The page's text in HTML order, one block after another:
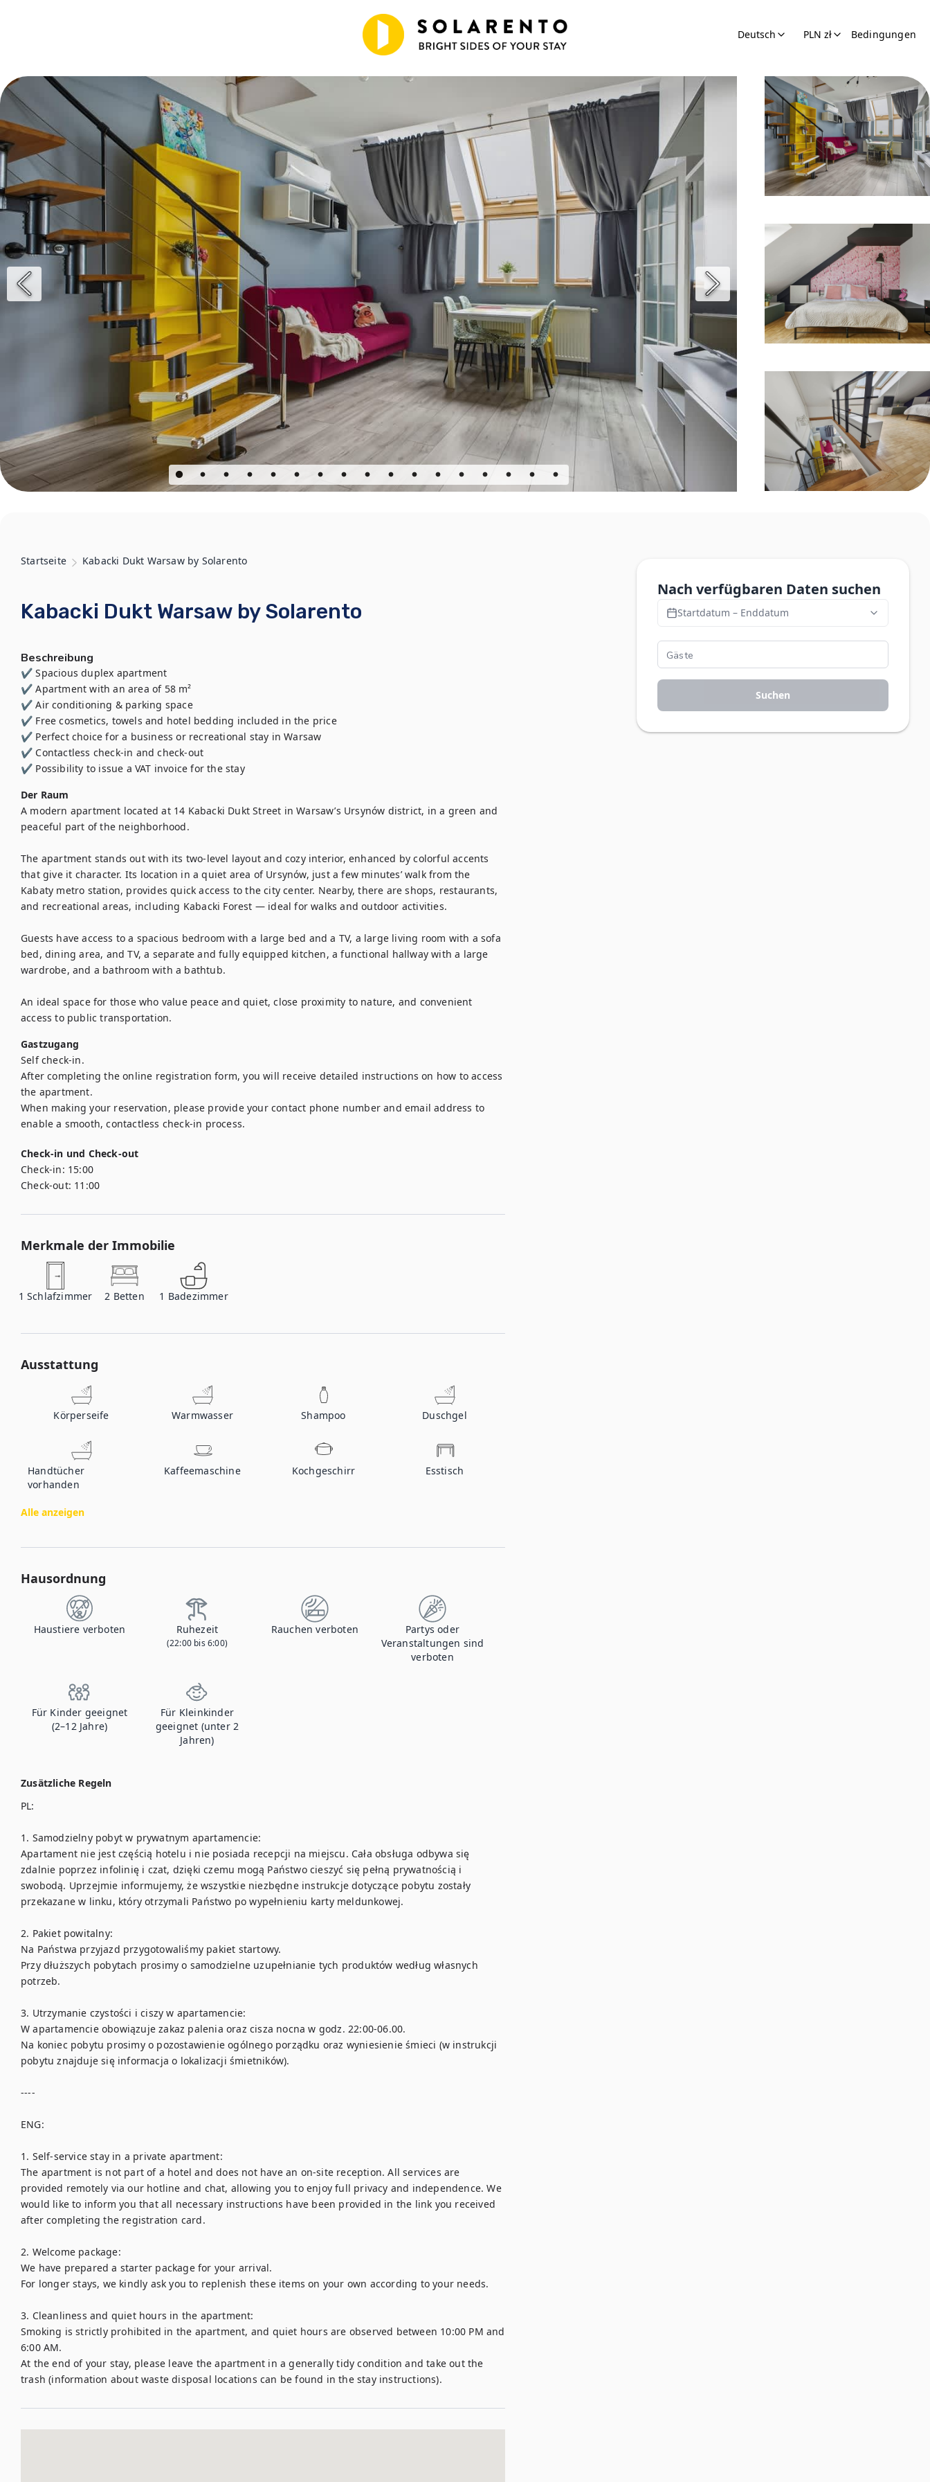
Deutsch PLN zł Bedingungen
Startseite Kabacki Dukt Warsaw by Solarento
Kabacki Dukt Warsaw by Solarento
Beschreibung
✔ Spacious duplex apartment
✔ Apartment with an area of ​​58 m²
✔ Air conditioning & parking space
✔ Free cosmetics, towels and hotel bedding included in the price
✔ Perfect choice for a business or recreational stay in Warsaw
✔ Contactless check-in and check-out
✔ Possibility to issue a VAT invoice for the stay
Der Raum
A modern apartment located at 14 Kabacki Dukt Street in Warsaw’s Ursynów district, in a green and
peaceful part of the neighborhood.
The apartment stands out with its two-level layout and cozy interior, enhanced by colorful accents
that give it character. Its location in a quiet area of Ursynów, just a few minutes’ walk from the
Kabaty metro station, provides quick access to the city center. Nearby, there are shops, restaurants,
and recreational areas, including Kabacki Forest — ideal for walks and outdoor activities.
Guests have access to a spacious bedroom with a large bed and a TV, a large living room with a sofa
bed, dining area, and TV, a separate and fully equipped kitchen, a functional hallway with a large
wardrobe, and a bathroom with a bathtub.
An ideal space for those who value peace and quiet, close proximity to nature, and convenient
access to public transportation.
Gastzugang
Self check-in.
After completing the online registration form, you will receive detailed instructions on how to access
the apartment.
When making your reservation, please provide your contact phone number and email address to
enable a smooth, contactless check-in process.
Check-in und Check-out
Check-in: 15:00
Check-out: 11:00
Merkmale der Immobilie
1 Schlafzimmer 2 Betten 1 Badezimmer
Ausstattung
Körperseife Warmwasser Shampoo Duschgel
Handtücher
vorhanden
Kaffeemaschine Kochgeschirr Esstisch
Alle anzeigen
Hausordnung
Haustiere verboten Ruhezeit
(22:00 bis 6:00)
Rauchen verboten
Partys oder
Veranstaltungen sind
verboten
Für Kinder geeignet
(2–12 Jahre)
Für Kleinkinder
geeignet (unter 2
Jahren)
Zusätzliche Regeln
PL:
1. Samodzielny pobyt w prywatnym apartamencie:
Apartament nie jest częścią hotelu i nie posiada recepcji na miejscu. Cała obsługa odbywa się
zdalnie poprzez infolinię i czat, dzięki czemu mogą Państwo cieszyć się pełną prywatnością i
swobodą. Uprzejmie informujemy, że wszystkie niezbędne instrukcje dotyczące pobytu zostały
przekazane w linku, który otrzymali Państwo po wypełnieniu karty meldunkowej.
2. Pakiet powitalny:
Na Państwa przyjazd przygotowaliśmy pakiet startowy.
Przy dłuższych pobytach prosimy o samodzielne uzupełnianie tych produktów według własnych
potrzeb.
3. Utrzymanie czystości i ciszy w apartamencie:
W apartamencie obowiązuje zakaz palenia oraz cisza nocna w godz. 22:00-06.00.
Na koniec pobytu prosimy o pozostawienie ogólnego porządku oraz wyniesienie śmieci (w instrukcji
pobytu znajduje się informacja o lokalizacji śmietników).
----
ENG:
1. Self-service stay in a private apartment:
The apartment is not part of a hotel and does not have an on-site reception. All services are
provided remotely via our hotline and chat, allowing you to enjoy full privacy and independence. We
would like to inform you that all necessary instructions have been provided in the link you received
after completing the registration card.
2. Welcome package:
We have prepared a starter package for your arrival.
For longer stays, we kindly ask you to replenish these items on your own according to your needs.
3. Cleanliness and quiet hours in the apartment:
Smoking is strictly prohibited in the apartment, and quiet hours are observed between 10:00 PM and
6:00 AM.
At the end of your stay, please leave the apartment in a generally tidy condition and take out the
trash (information about waste disposal locations can be found in the stay instructions).
Nach verfügbaren Daten suchen
Startdatum – Enddatum
Suchen